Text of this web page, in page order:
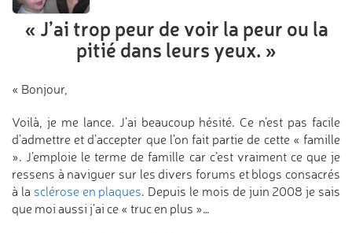
« J’ai trop peur de voir la peur ou la
pitié dans leurs yeux. »
« Bonjour,
Voilà, je me lance. J’ai beaucoup hésité. Ce n’est pas facile
d’admettre et d’accepter que l’on fait partie de cette « famille
». J’emploie le terme de famille car c’est vraiment ce que je
ressens à naviguer sur les divers forums et blogs consacrés
à la sclérose en plaques. Depuis le mois de juin 2008 je sais
que moi aussi j’ai ce « truc en plus »…